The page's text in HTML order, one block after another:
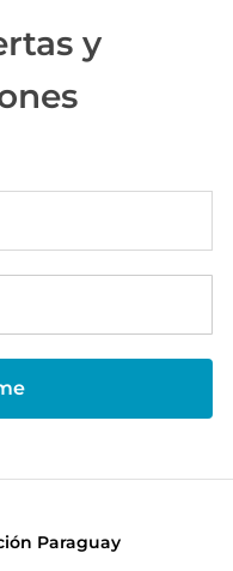
y
Paraguay